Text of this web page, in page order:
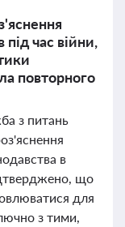
час війни,
повторного
з питань
в
що
для
з тими,